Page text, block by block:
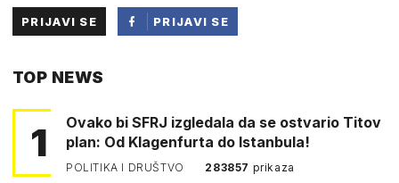
PRIJAVI SE
PRIJAVI SE
TOP NEWS
1
Ovako bi SFRJ izgledala da se ostvario Titov
plan: Od Klagenfurta do Istanbula!
POLITIKA I DRUŠTVO 283857 prikaza